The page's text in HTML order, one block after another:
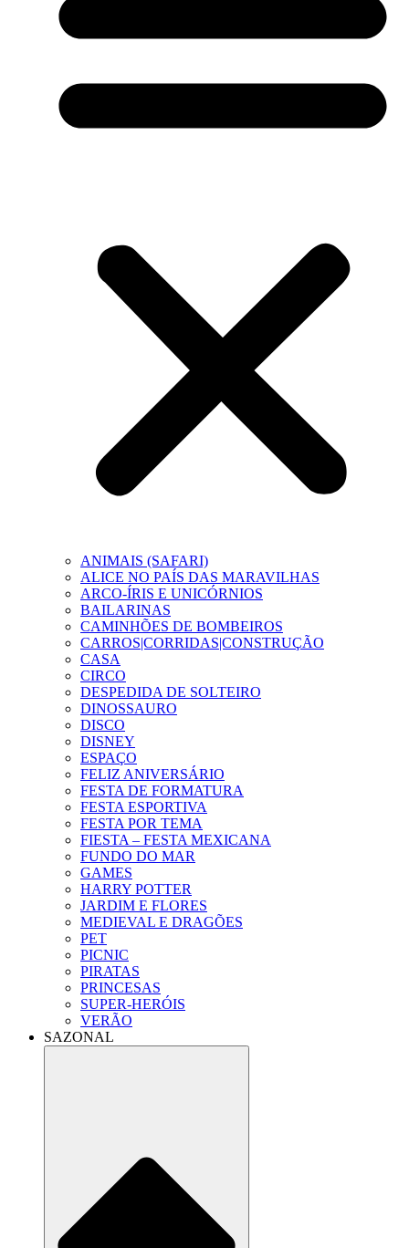
ANIMAIS (SAFARI)
ALICE NO PAÍS DAS MARAVILHAS
ARCO-ÍRIS E UNICÓRNIOS
BAILARINAS
CAMINHÕES DE BOMBEIROS
CARROS|CORRIDAS|CONSTRUÇÃO
CASA
CIRCO
DESPEDIDA DE SOLTEIRO
DINOSSAURO
DISCO
DISNEY
ESPAÇO
FELIZ ANIVERSÁRIO
FESTA DE FORMATURA
FESTA ESPORTIVA
FESTA POR TEMA
FIESTA – FESTA MEXICANA
FUNDO DO MAR
GAMES
HARRY POTTER
JARDIM E FLORES
MEDIEVAL E DRAGÕES
PET
PICNIC
PIRATAS
PRINCESAS
SUPER-HERÓIS
VERÃO
SAZONAL